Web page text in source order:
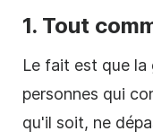
1. Tout
Le fait est que la
personnes qui
qu'il soit, ne